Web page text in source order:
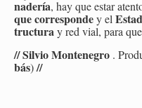
na­de­ría, hay que estar
que co­rres­pon­dey el
truc­tu­ray red vial, para
// Sil­vio Mon­te­ne­gro .
bás)//